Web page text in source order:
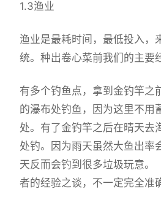
1.3渔业
渔业是最耗时间，最低投入，
统。种出卷心菜前我们的主要
有多个钓鱼点，拿到金钓竿之
的瀑布处钓鱼，因为这里不用
处。有了金钓竿之后在晴天去
处钓。因为雨天虽然大鱼出率
天反而会钓到很多垃圾玩意。
者的经验之谈，不一定完全准